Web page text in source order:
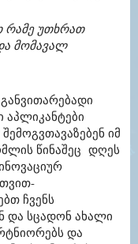
რამე უთხრათ
მომავალ
აპლიკანტები
იმ
წინაშეც დღეს
ჩვენს
და სცადონ ახალი
და